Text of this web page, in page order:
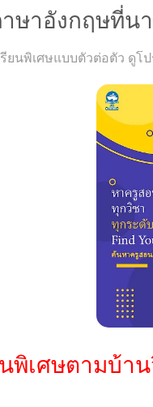
ษาอังกฤษที่
ยนพิเศษแบบตัวต่อตัว ดู
พิเศษตามบ้า